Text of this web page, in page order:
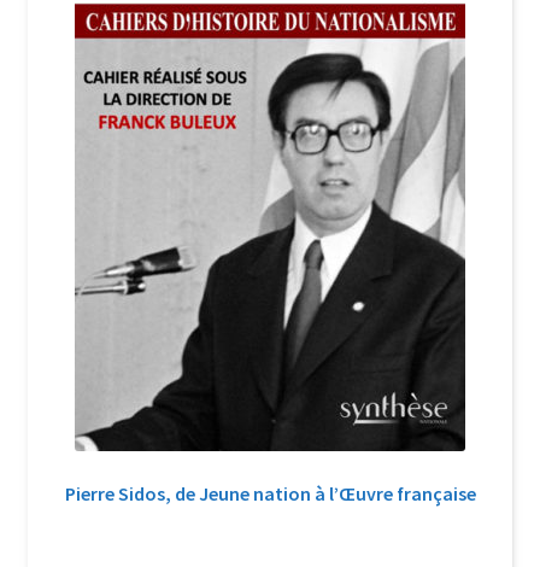
Newsletter
Nous Contacter
Politique de confidentialité et cookies
Soutien à Philippe Randa
Suivi de la Commande
Pierre Sidos, de Jeune nation à l’Œuvre française